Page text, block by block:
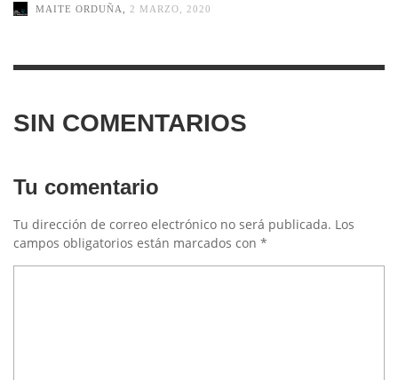
MAITE ORDUÑA 2 MARZO, 2020
SIN COMENTARIOS
Tu comentario
Tu dirección de correo electrónico no será publicada. Los
campos obligatorios están marcados con *